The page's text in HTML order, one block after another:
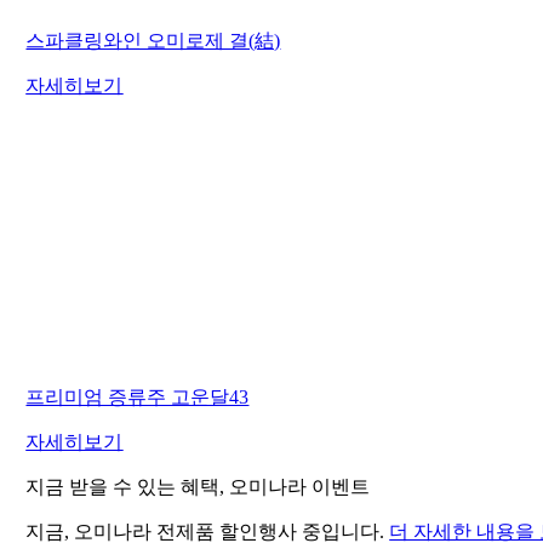
스파클링와인 오미로제 결(結)
자세히보기
프리미엄 증류주 고운달43
자세히보기
지금 받을 수 있는 혜택, 오미나라 이벤트
지금, 오미나라 전제품 할인행사 중입니다. 더 자세한 내용